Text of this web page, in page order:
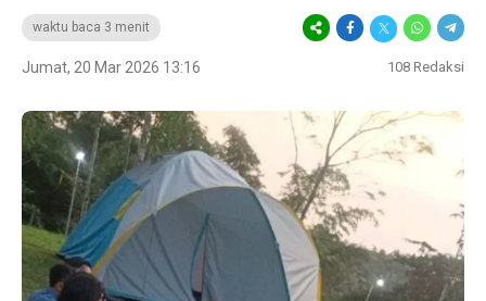
waktu baca 3 menit
Jumat, 20 Mar 2026 13:16 108 Redaksi